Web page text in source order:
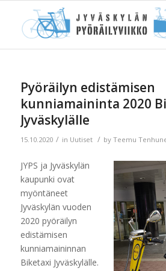
Pyöräilyn edistämisen
kunniamaininta 2020
Jyväskylälle
15.10.2020 / in Uutiset / by Teemu
JYPS ja Jyväskylän
kaupunki ovat
myöntäneet
Jyväskylän vuoden
2020 pyöräilyn
edistämisen
kunniamaininnan
Biketaxi Jyväskylälle.